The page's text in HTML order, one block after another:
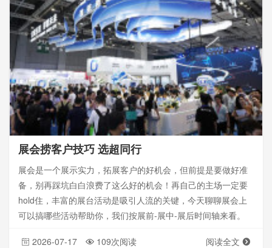
展会捞客户技巧 选超同行
展会是一个展示实力，拓展客户的好机会，但前提是要做好准
备，别再踩坑白白浪费了这么好的机会！再自己的主场一定要
hold住，丰富的展台活动是吸引人流的关键，今天聊聊展会上
可以搞哪些活动帮助你，我们按展前-展中-展后时间轴来看。
2026-07-17 109次阅读 阅读全文